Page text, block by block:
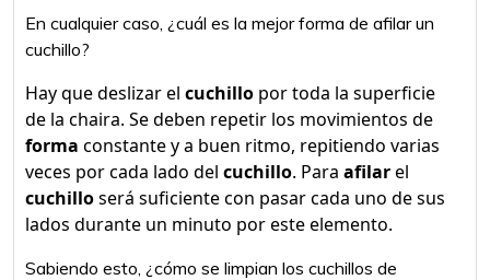
En cualquier caso, ¿cuál es la mejor forma de afilar un
cuchillo?
Hay que deslizar el cuchillo por toda la superficie
de la chaira. Se deben repetir los movimientos de
forma constante y a buen ritmo, repitiendo varias
veces por cada lado del cuchillo. Para afilarel
cuchilloserá suficiente con pasar cada uno de sus
lados durante un minuto por este elemento.
Sabiendo esto, ¿cómo se limpian los cuchillos de